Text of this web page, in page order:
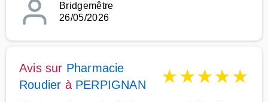
Bridgemêtre
26/05/2026
Avis sur Pharmacie
Roudier à PERPIGNAN ★★★★★